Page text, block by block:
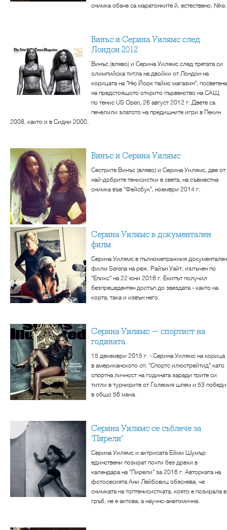
снимка обаче са маратонките й, естествено, Nike.
Винъс и Серина Уилямс след
Лондон 2012
Винъс (вляво) и Серина Уилямс след третата си
олимпийска титла на двойки от Лондон на
корицата на "Ню Йорк таймс магазин", посветена
на предстоящото открито първенство на САЩ
по тенис US Open, 26 август 2012 г. Двете са
печелили златото на предишните игри в Пекин
2008, както и в Сидни 2000.
Винъс и Серина Уилямс
Сестрите Винъс (вляво) и Серина Уилямс, две от
най-добрите тенисистки в света, на съвместна
снимка във "Фейсбук", ноември 2014 г.
Серина Уилямс в документален
филм
Серина Уилямс в пълнометражния документален
филм Serena на реж. Райън Уайт, излъчен по
"Епикс" на 22 юни 2016 г. Екипът получил
безпрецедентен достъп до звездата - както на
корта, така и извън него.
Серина Уилямс - спортист на
годината
15 декември 2015 г. - Серина Уилямс на корица
в американското сп. "Спортс илюстрейтид" като
спортна личност на годината заради трите си
титли в турнирите от Големия шлем и 53 победи
в общо 56 мача.
Серина Уилямс се съблече за
"Пирели"
Серина Уилямс и актрисата Ейми Шумър
единствени позират почти без дрехи в
календара на "Пирели" за 2016 г. Авторката на
фотосесията Ани Лейбовиц обяснява, че
снимката на топтенисистката, която е позирала в
гръб, не е актова, а научно-анатомична.